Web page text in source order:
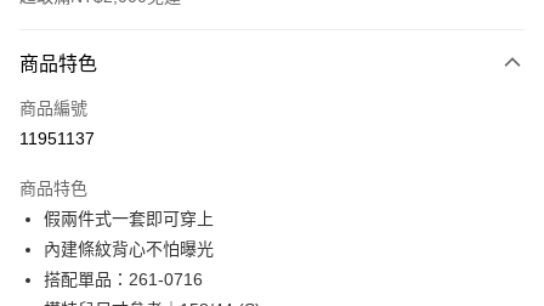
信用卡一次付款
超商取貨付款
Apple Pay
街口支付
商品特色
商品編號
11951137
商品特色
假兩件式一套即可穿上
內建條紋背心不怕曝光
搭配單品：261-0716